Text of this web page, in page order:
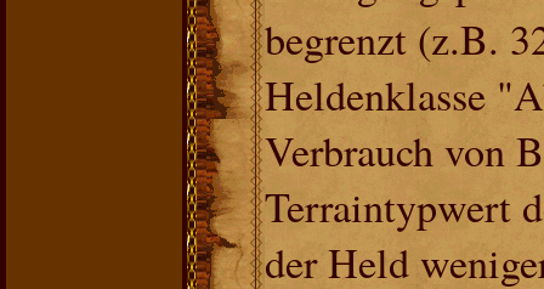
begrenzt (z.B.
Heldenklasse
Verbrauch von
Terraintypwert
der Held